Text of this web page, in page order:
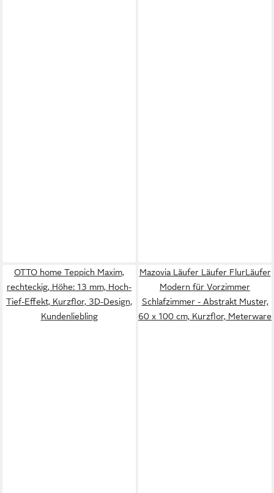
OTTO home Teppich Maxim,
rechteckig, Höhe: 13 mm, Hoch-
Tief-Effekt, Kurzflor, 3D-Design,
Kundenliebling
Mazovia Läufer Läufer FlurLäufer
Modern für Vorzimmer
Schlafzimmer - Abstrakt Muster,
60 x 100 cm, Kurzflor, Meterware